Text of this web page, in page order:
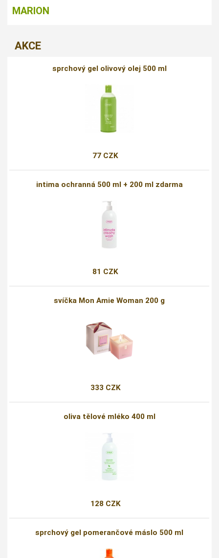
MARION
AKCE
sprchový gel olivový olej 500 ml
77 CZK
intima ochranná 500 ml + 200 ml zdarma
81 CZK
svíčka Mon Amie Woman 200 g
333 CZK
oliva tělové mléko 400 ml
128 CZK
sprchový gel pomerančové máslo 500 ml